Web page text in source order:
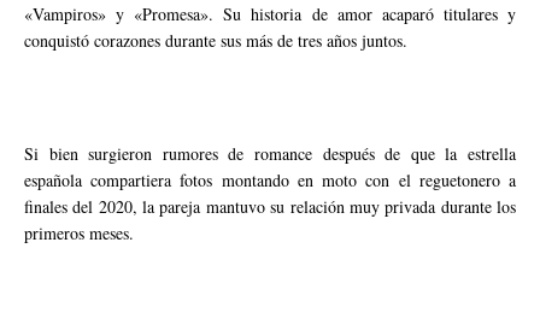
«Vampiros» y «Promesa». Su historia de amor acaparó titulares y
conquistó corazones durante sus más de tres años juntos.
Si bien surgieron rumores de romance después de que la estrella
española compartiera fotos montando en moto con el reguetonero a
finales del 2020, la pareja mantuvo su relación muy privada durante los
primeros meses.